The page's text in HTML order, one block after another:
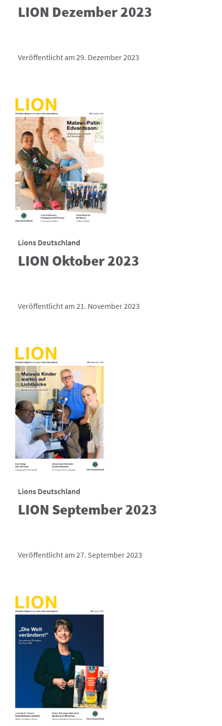
LION Dezember 2023
Veröffentlicht am 29. Dezember 2023
Lions Deutschland
LION Oktober 2023
Veröffentlicht am 21. November 2023
Lions Deutschland
LION September 2023
Veröffentlicht am 27. September 2023